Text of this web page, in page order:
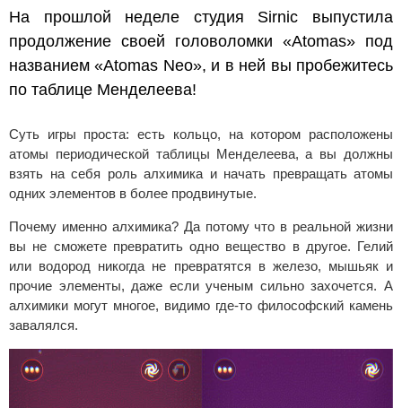
На прошлой неделе студия Sirnic выпустила
продолжение своей головоломки «Atomas» под
названием «Atomas Neo», и в ней вы пробежитесь
по таблице Менделеева!
Суть игры проста: есть кольцо, на котором расположены
атомы периодической таблицы Менделеева, а вы должны
взять на себя роль алхимика и начать превращать атомы
одних элементов в более продвинутые.
Почему именно алхимика? Да потому что в реальной жизни
вы не сможете превратить одно вещество в другое. Гелий
или водород никогда не превратятся в железо, мышьяк и
прочие элементы, даже если ученым сильно захочется. А
алхимики могут многое, видимо где-то философский камень
завалялся.